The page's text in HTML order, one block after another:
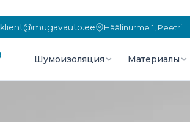
klient@mugavauto.ee Häälinurme 1, Peetri
Шумоизоляция Материалы